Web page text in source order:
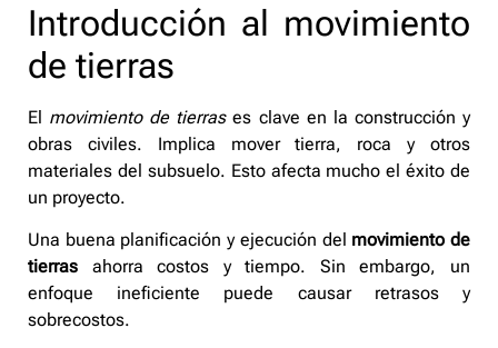
Introducción al movimiento
de tierras
El movimiento de tierrases clave en la construcción y
obras civiles. Implica mover tierra, roca y otros
materiales del subsuelo. Esto afecta mucho el éxito de
un proyecto.
Una buena planificación y ejecución del movimiento de
tierras ahorra costos y tiempo. Sin embargo, un
enfoque ineficiente puede causar retrasos y
sobrecostos.